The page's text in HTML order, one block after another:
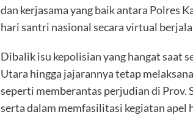
dan kerjasama yang baik antara Polres
hari santri nasional secara virtual
Dibalik isu kepolisian yang hangat saat
Utara hingga jajarannya tetap
seperti memberantas perjudian di Prov.
serta dalam memfasilitasi kegiatan apel